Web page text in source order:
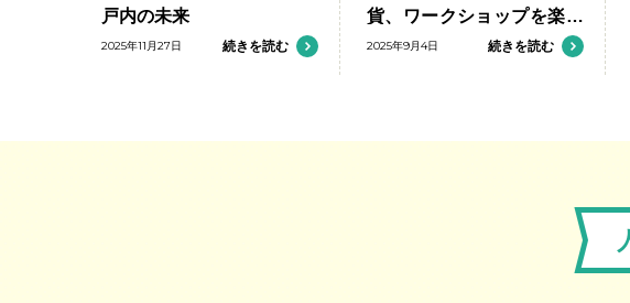
戸内の未来
2025年11月27日 続きを読む
貨、ワークショップを楽し
む
2025年9月4日 続きを読む